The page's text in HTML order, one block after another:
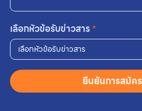
เลือกหัวข้อรับข่าวสาร*
เลือกหัวข้อรับข่าวสาร
ยืนยันการสมัคร